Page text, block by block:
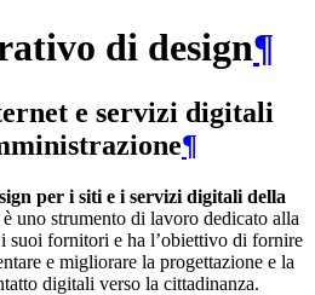
di design¶
e servizi digitali
¶
per i siti e i servizi digitali della
è uno strumento di lavoro dedicato alla
suoi fornitori e ha l’obiettivo di fornire
e migliorare la progettazione e la
digitali verso la cittadinanza.